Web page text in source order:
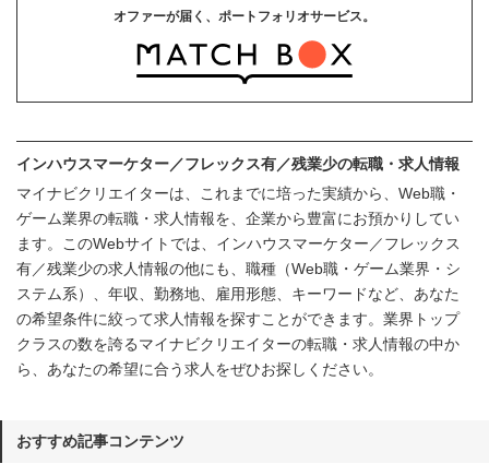
オファーが届く、ポートフォリオサービス。
インハウスマーケター／フレックス有／残業少の転職・求人情報
マイナビクリエイターは、これまでに培った実績から、Web職・
ゲーム業界の転職・求人情報を、企業から豊富にお預かりしてい
ます。このWebサイトでは、インハウスマーケター／フレックス
有／残業少の求人情報の他にも、職種（Web職・ゲーム業界・シ
ステム系）、年収、勤務地、雇用形態、キーワードなど、あなた
の希望条件に絞って求人情報を探すことができます。業界トップ
クラスの数を誇るマイナビクリエイターの転職・求人情報の中か
ら、あなたの希望に合う求人をぜひお探しください。
おすすめ記事コンテンツ